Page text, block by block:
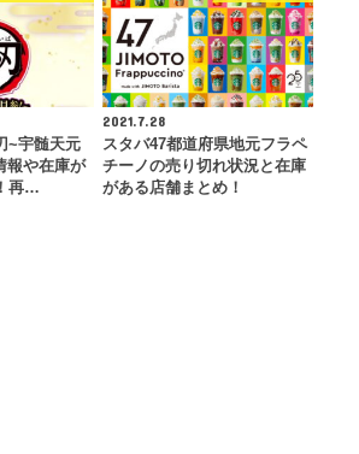
~宇髄天元
報や在庫が
再…
2021.7.28
スタバ47都道府県地元フラペ
チーノの売り切れ状況と在庫
がある店舗まとめ！